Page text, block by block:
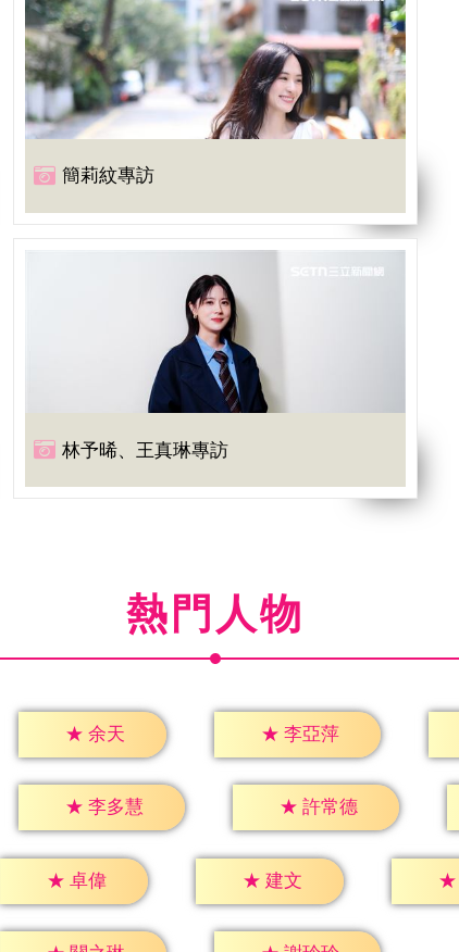
簡莉紋專訪
林予晞、王真琳專訪
熱門人物
★ 余天 ★ 李亞萍
★ 李多慧 ★ 許常德
★ 卓偉 ★ 建文 ★